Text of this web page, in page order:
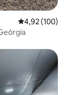
Classificação
4,92 (100)